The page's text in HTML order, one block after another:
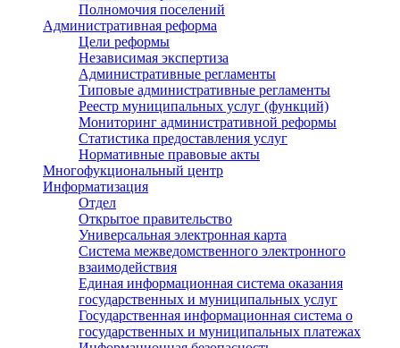
Полномочия поселений
Административная реформа
Цели реформы
Независимая экспертиза
Административные регламенты
Типовые административные регламенты
Реестр муниципальных услуг (функций)
Мониторинг административной реформы
Статистика предоставления услуг
Нормативные правовые акты
Многофукциональный центр
Информатизация
Отдел
Открытое правительство
Универсальная электронная карта
Система межведомственного электронного
взаимодействия
Единая информационная система оказания
государственных и муниципальных услуг
Государственная информационная система о
государственных и муниципальных платежах